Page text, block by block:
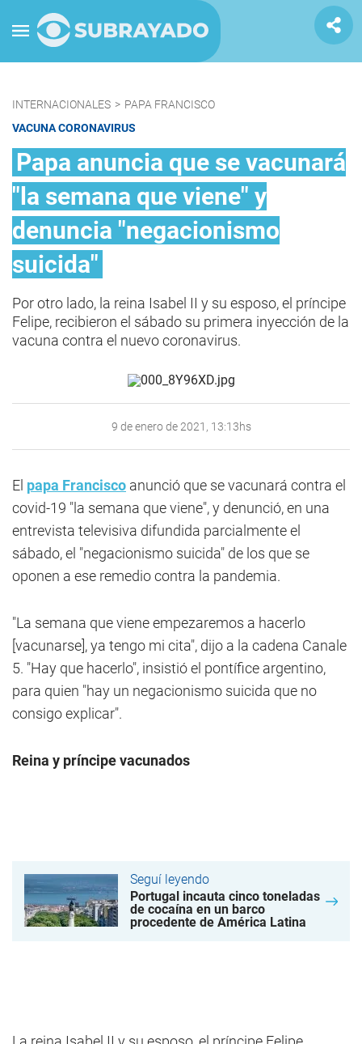
INTERNACIONALES > PAPA FRANCISCO
VACUNA CORONAVIRUS
Papa anuncia que se vacunará
"la semana que viene" y
denuncia "negacionismo
suicida"
Por otro lado, la reina Isabel II y su esposo, el príncipe
Felipe, recibieron el sábado su primera inyección de la
vacuna contra el nuevo coronavirus.
9 de enero de 2021, 13:13hs
El papa Francisco anunció que se vacunará contra el
covid-19 "la semana que viene", y denunció, en una
entrevista televisiva difundida parcialmente el
sábado, el "negacionismo suicida" de los que se
oponen a ese remedio contra la pandemia.
"La semana que viene empezaremos a hacerlo
[vacunarse], ya tengo mi cita", dijo a la cadena Canale
5. "Hay que hacerlo", insistió el pontífice argentino,
para quien "hay un negacionismo suicida que no
consigo explicar".
Reina y príncipe vacunados
Seguí leyendo
Portugal incauta cinco toneladas
de cocaína en un barco
procedente de América Latina